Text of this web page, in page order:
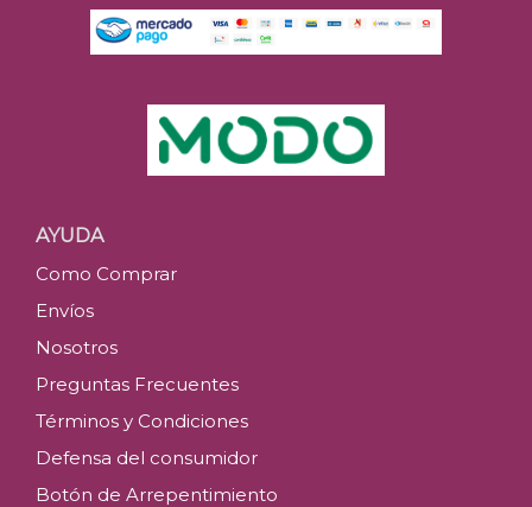
AYUDA
Como Comprar
Envíos
Nosotros
Preguntas Frecuentes
Términos y Condiciones
Defensa del consumidor
Botón de Arrepentimiento